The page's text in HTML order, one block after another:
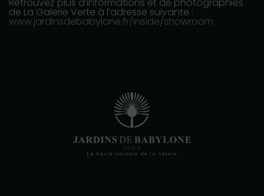
Retrouvez plus d’informations et de photographies
de La Galerie Verte à l’adresse suivante :
www.jardinsdebabylone.fr/inside/showroom